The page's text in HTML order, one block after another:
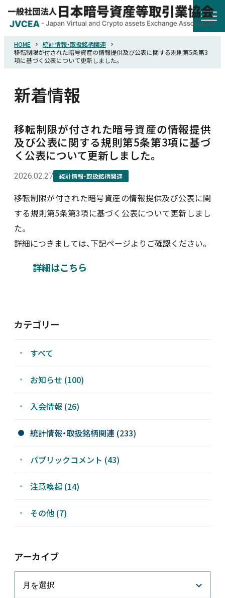
HOME
統計調査
会員紹介
詐欺関連情報
新着情報
JP 会員ログイン
HOME
統計情報・取扱銘柄関連
移転制限が付された暗号資産の情報提供及び公表に関する規則第5条第3
項に基づく公表について更新しました。
新着情報
移転制限が付された暗号資産の情報提供
及び公表に関する規則第5条第3項に基づ
く公表について更新しました。
2026.02.27 統計情報・取扱銘柄関連
移転制限が付された暗号資産の情報提供及び公表に関
する規則第5条第3項に基づく公表について更新しまし
た。
詳細につきましては、下記ページよりご確認ください。
詳細はこちら
カテゴリー
すべて
お知らせ (100)
入会情報 (26)
統計情報・取扱銘柄関連 (233)
パブリックコメント (43)
注意喚起 (14)
その他 (7)
アーカイブ